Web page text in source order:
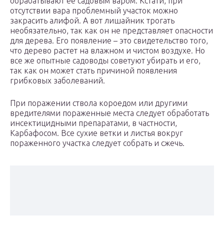
отсутствии вара проблемный участок можно
закрасить алифой. А вот лишайник трогать
необязательно, так как он не представляет опасности
для дерева. Его появление – это свидетельство того,
что дерево растет на влажном и чистом воздухе. Но
все же опытные садоводы советуют убирать и его,
так как он может стать причиной появления
грибковых заболеваний.
При поражении ствола короедом или другими
вредителями пораженные места следует обработать
инсектицидными препаратами, в частности,
Карбафосом. Все сухие ветки и листья вокруг
пораженного участка следует собрать и сжечь.